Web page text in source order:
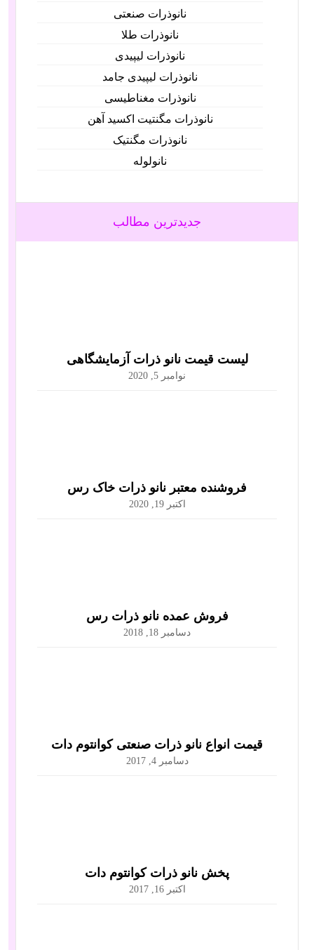
نانوذرات صنعتی
نانوذرات طلا
نانوذرات لیپیدی
نانوذرات لیپیدی جامد
نانوذرات مغناطیسی
نانوذرات مگنتیت اکسید آهن
نانوذرات مگنتیک
نانولوله‌
جدیدترین مطالب
لیست قیمت نانو ذرات آزمایشگاهی
نوامبر 5, 2020
فروشنده معتبر نانو ذرات خاک رس
اکتبر 19, 2020
فروش عمده نانو ذرات رس
دسامبر 18, 2018
قیمت انواع نانو ذرات صنعتی کوانتوم دات
دسامبر 4, 2017
پخش نانو ذرات کوانتوم دات
اکتبر 16, 2017